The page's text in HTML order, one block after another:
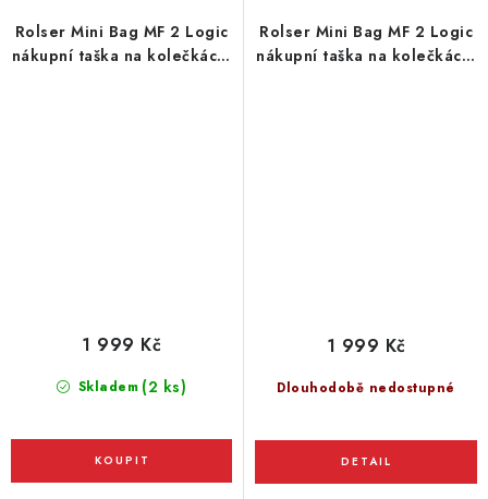
Rolser Mini Bag MF 2 Logic
nákupní taška na kolečkách,
Skladem (2 ks)
1 999 Kč
Rolser Mini Bag MF 2 Logic
nákupní taška na kolečkách,
Dlouhodobě nedostupné
1 999 Kč